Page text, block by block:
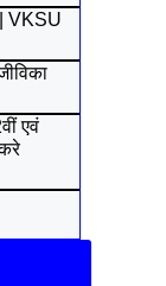
VKSU
एवं